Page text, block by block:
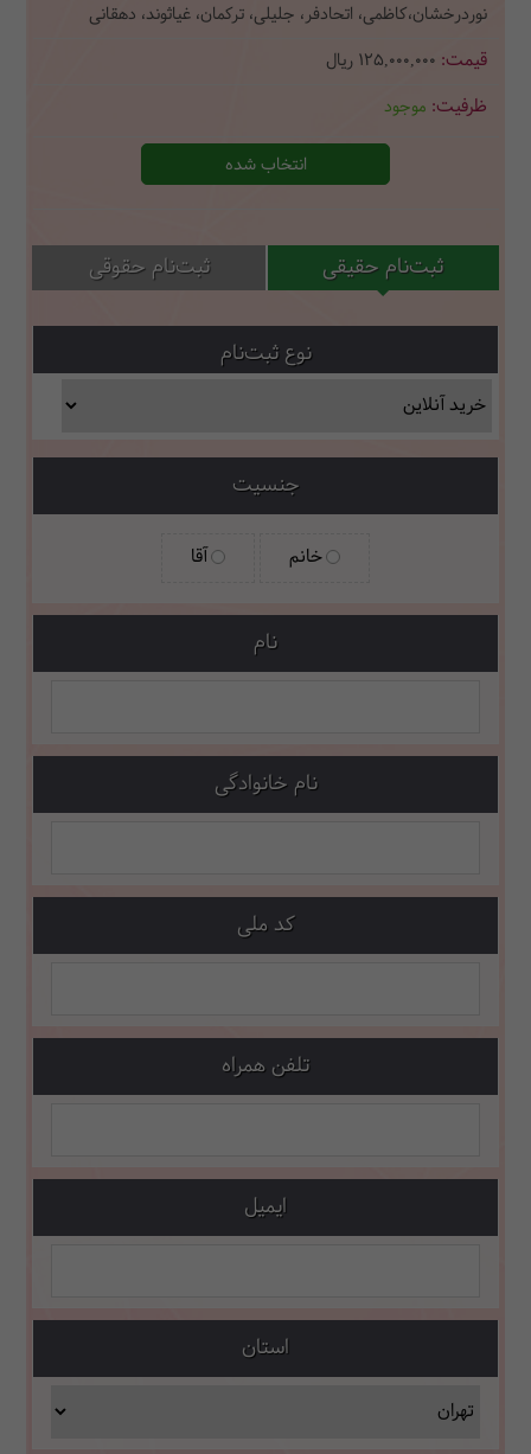
نوردرخشان،کاظمی، اتحادفر، جلیلی، ترکمان، غیاثوند، دهقانی
125,000,000 ریال
موجود
انتخاب شده
ثبت‌نام حقیقی ثبت‌نام حقوقی
نوع ثبت‌نام
جنسیت
خانم آقا
نام
نام خانوادگی
کد ملی
تلفن همراه
ایمیل
استان